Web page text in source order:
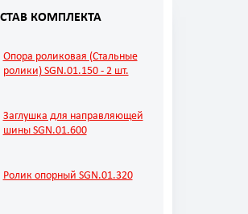
КОМПЛЕКТА
Опора роликовая (Стальные
ролики) SGN.01.150 - 2 шт.
Заглушка для направляющей
шины SGN.01.600
Ролик опорный SGN.01.320